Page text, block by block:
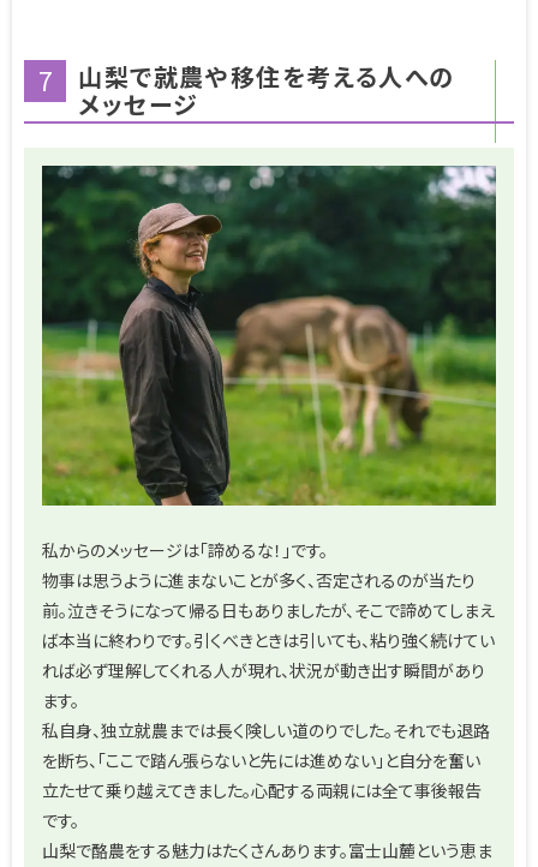
7 山梨で就農や移住を考える人への
メッセージ
私からのメッセージは「諦めるな！」です。
物事は思うように進まないことが多く、否定されるのが当たり
前。泣きそうになって帰る日もありましたが、そこで諦めてしまえ
ば本当に終わりです。引くべきときは引いても、粘り強く続けてい
れば必ず理解してくれる人が現れ、状況が動き出す瞬間があり
ます。
私自身、独立就農までは長く険しい道のりでした。それでも退路
を断ち、「ここで踏ん張らないと先には進めない」と自分を奮い
立たせて乗り越えてきました。心配する両親には全て事後報告
です。
山梨で酪農をする魅力はたくさんあります。富士山麓という恵ま